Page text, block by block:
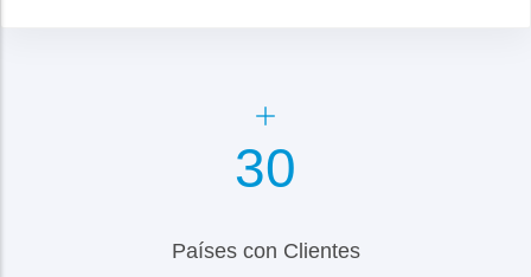
35
Países con Clientes